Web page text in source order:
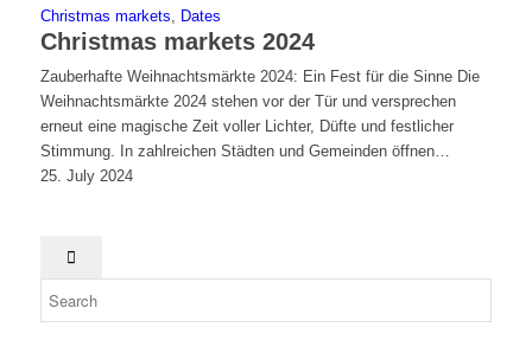
Christmas markets Dates
Christmas markets 2024
Zauberhafte Weihnachtsmärkte 2024: Ein Fest für die Sinne Die
Weihnachtsmärkte 2024 stehen vor der Tür und versprechen
erneut eine magische Zeit voller Lichter, Düfte und festlicher
Stimmung. In zahlreichen Städten und Gemeinden öffnen…
25. July 2024